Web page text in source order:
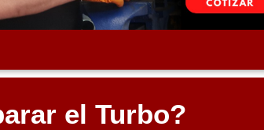
el Turbo?